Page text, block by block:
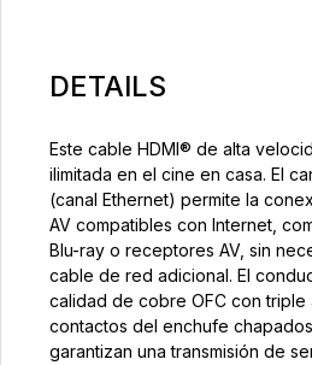
DETAILS
Este cable HDMI® de alta
ilimitada en el cine en casa. El
(canal Ethernet) permite la
AV compatibles con Internet,
Blu-ray o receptores AV, sin
cable de red adicional. El
calidad de cobre OFC con triple
contactos del enchufe
garantizan una transmisión de